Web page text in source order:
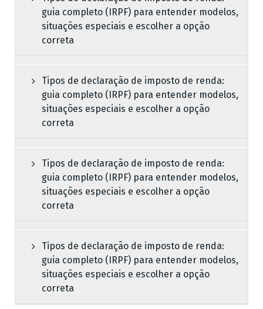
guia completo (IRPF) para entender modelos,
situações especiais e escolher a opção
correta
Tipos de declaração de imposto de renda:
guia completo (IRPF) para entender modelos,
situações especiais e escolher a opção
correta
Tipos de declaração de imposto de renda:
guia completo (IRPF) para entender modelos,
situações especiais e escolher a opção
correta
Tipos de declaração de imposto de renda:
guia completo (IRPF) para entender modelos,
situações especiais e escolher a opção
correta